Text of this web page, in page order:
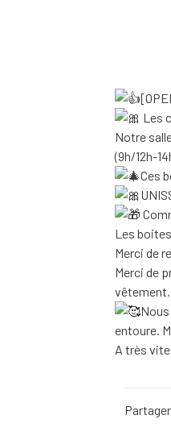
Les
Notre
(9h/12h-
Ces
Les
Merci de
Merci de
vêtement.
entoure.
A très
Partager